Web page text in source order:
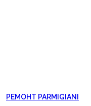
РЕМОНТ PARMIGIANI